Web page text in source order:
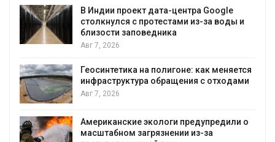
В Индии проект дата-центра Google
столкнулся с протестами из-за воды и
близости заповедника
Авг 7, 2026
Геосинтетика на полигоне: как меняется
инфраструктура обращения с отходами
Авг 7, 2026
Американские экологи предупредили о
масштабном загрязнении из-за